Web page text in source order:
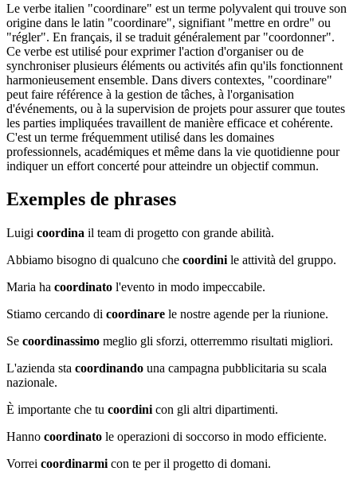
Le verbe italien "coordinare" est un terme polyvalent qui trouve son
origine dans le latin "coordinare", signifiant "mettre en ordre" ou
"régler". En français, il se traduit généralement par "coordonner".
Ce verbe est utilisé pour exprimer l'action d'organiser ou de
synchroniser plusieurs éléments ou activités afin qu'ils fonctionnent
harmonieusement ensemble. Dans divers contextes, "coordinare"
peut faire référence à la gestion de tâches, à l'organisation
d'événements, ou à la supervision de projets pour assurer que toutes
les parties impliquées travaillent de manière efficace et cohérente.
C'est un terme fréquemment utilisé dans les domaines
professionnels, académiques et même dans la vie quotidienne pour
indiquer un effort concerté pour atteindre un objectif commun.
Exemples de phrases
Luigi coordina il team di progetto con grande abilità.
Abbiamo bisogno di qualcuno che coordini le attività del gruppo.
Maria ha coordinato l'evento in modo impeccabile.
Stiamo cercando di coordinare le nostre agende per la riunione.
Se coordinassimo meglio gli sforzi, otterremmo risultati migliori.
L'azienda sta coordinando una campagna pubblicitaria su scala
nazionale.
È importante che tu coordini con gli altri dipartimenti.
Hanno coordinato le operazioni di soccorso in modo efficiente.
Vorrei coordinarmi con te per il progetto di domani.